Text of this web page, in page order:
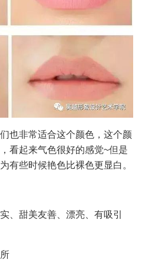
也非常适合这个颜色，这个颜
看起来气色很好的感觉~但是
有些时候艳色比裸色更显白。
、甜美友善、漂亮、有吸引